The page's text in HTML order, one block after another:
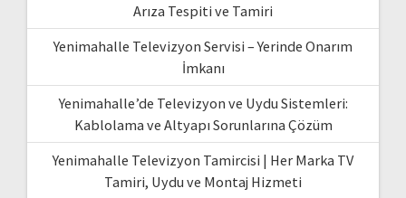
Arıza Tespiti ve Tamiri
Yenimahalle Televizyon Servisi – Yerinde Onarım
İmkanı
Yenimahalle’de Televizyon ve Uydu Sistemleri:
Kablolama ve Altyapı Sorunlarına Çözüm
Yenimahalle Televizyon Tamircisi | Her Marka TV
Tamiri, Uydu ve Montaj Hizmeti